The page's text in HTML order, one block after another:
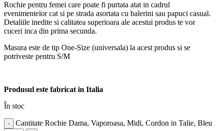
Rochie pentru femei care poate fi purtata atat in cadrul
evenimentelor cat si pe strada asortata cu balerini sau papuci casual.
Detaliile inedite si calitatea superioara ale acestui produs te vor
cuceri inca din prima secunda.
Masura este de tip One-Size (universala) la acest produs si se
potriveste pentru S/M
Produsul este fabricat in Italia
În stoc
Cantitate Rochie Dama, Vaporoasa, Midi, Cordon in Talie, Bleu